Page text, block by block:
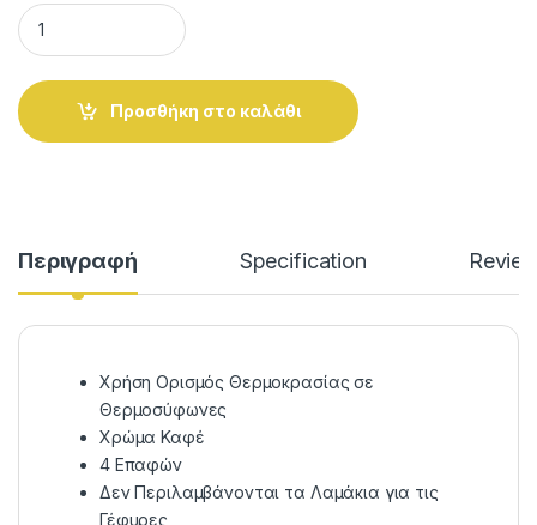
Θερμοστάτης Θερμοσυφώνου 4 Επαφών Καφέ quantity
Προσθήκη στο καλάθι
Περιγραφή Specification
Χρήση Ορισμός Θερμοκρασίας σε
Θερμοσύφωνες
Χρώμα Καφέ
4 Επαφών
Δεν Περιλαμβάνονται τα Λαμάκια για τις
Γέφυρες